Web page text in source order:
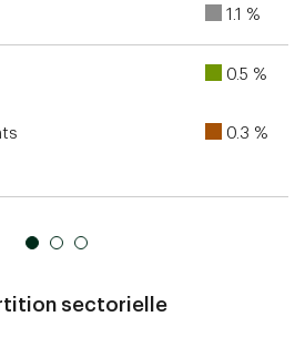
1.1 %
0.5 %
0.3 %
sectorielle